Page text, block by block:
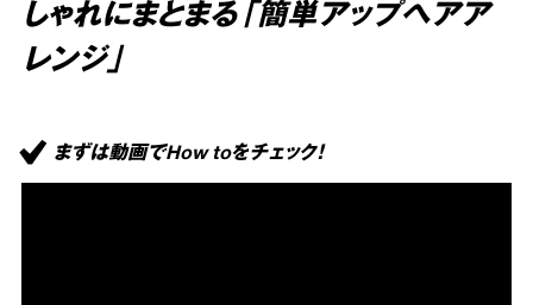
しゃれにまとまる「簡単アップヘアア
レンジ」
まずは動画でHow toをチェック！